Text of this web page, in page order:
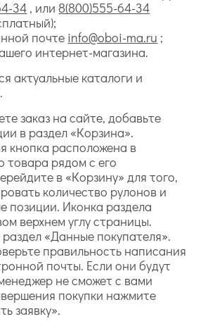
34 , или 8(800)555-64-34
почте info@oboi-ma.ru ;
интернет-магазина.
актуальные каталоги и
заказ на сайте, добавьте
в раздел «Корзина».
кнопка расположена в
товара рядом с его
в «Корзину» для того,
количество рулонов и
позиции. Иконка раздела
верхнем углу страницы.
«Данные покупателя».
правильность написания
почты. Если они будут
не сможет с вами
покупки нажмите
заявку».